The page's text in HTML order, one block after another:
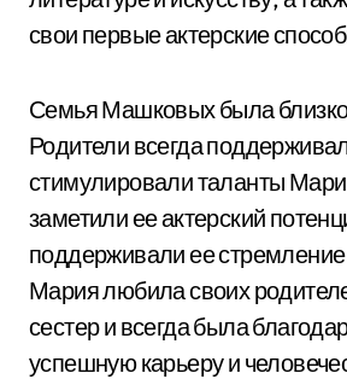
свои первые актерские
Семья Машковых была
Родители всегда
стимулировали таланты
заметили ее актерский
поддерживали ее стремление
Мария любила своих
сестер и всегда была
успешную карьеру и